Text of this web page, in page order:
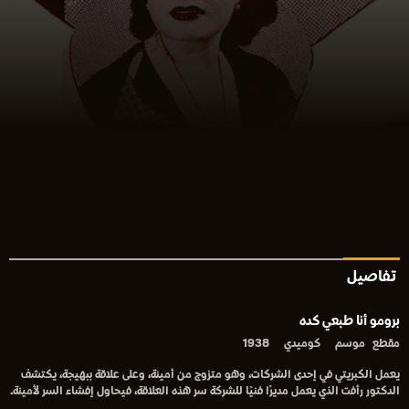
تفاصيل
برومو أنا طبعي كده
مقطع موسم كوميدي 1938
يعمل الكبريتي في إحدى الشركات، وهو متزوج من أمينة، وعلى علاقة ببهيجة، يكتشف
الدكتور رأفت الذي يعمل مديرًا فنيًا للشركة سر هذه العلاقة، فيحاول إفشاء السر لأمينة.